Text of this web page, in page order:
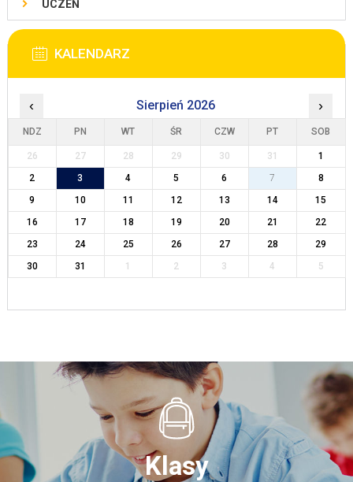
UCZEŃ
KALENDARZ
‹ Sierpień 2026 ›
NDZ PN WT ŚR CZW PT SOB
26 27 28 29 30 31
1
2
3 4 5 6 7
8
9
10 11 12 13 14
15
16
17 18 19 20 21
22
23
24 25 26 27 28
29
30
31 1 2 3 4 5
Klasy